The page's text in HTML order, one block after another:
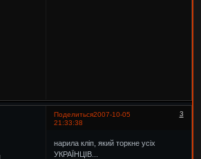
Поделиться 3
2007-10-05
21:33:38
нарила кліп, який торкне усіх
УКРАЇНЦІВ...